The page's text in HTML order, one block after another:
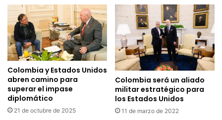
Colombia y Estados Unidos
abren camino para
superar el impase
diplomático
21 de octubre de 2025
Colombia será un aliado
militar estratégico para
los Estados Unidos
11 de marzo de 2022